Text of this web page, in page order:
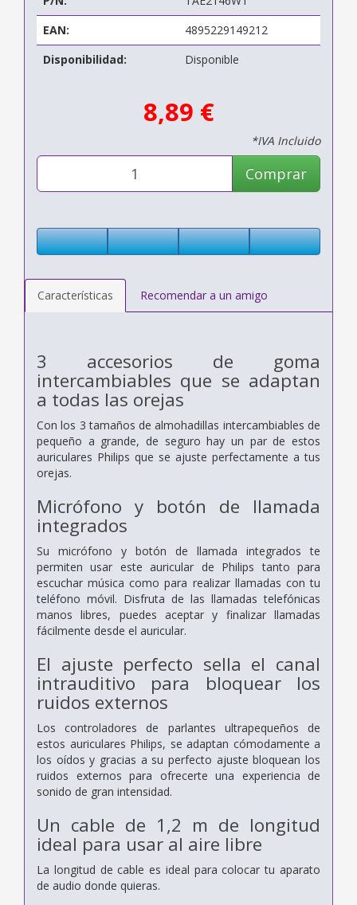
EAN:
4895229149212
Disponibilidad:
Disponible
8,89 €
*IVA Incluido
Comprar
Características Recomendar a un amigo
3 accesorios de goma
intercambiables que se adaptan
a todas las orejas
Con los 3 tamaños de almohadillas intercambiables de
pequeño a grande, de seguro hay un par de estos
auriculares Philips que se ajuste perfectamente a tus
orejas.
Micrófono y botón de llamada
integrados
Su micrófono y botón de llamada integrados te
permiten usar este auricular de Philips tanto para
escuchar música como para realizar llamadas con tu
teléfono móvil. Disfruta de las llamadas telefónicas
manos libres, puedes aceptar y finalizar llamadas
fácilmente desde el auricular.
El ajuste perfecto sella el canal
intrauditivo para bloquear los
ruidos externos
Los controladores de parlantes ultrapequeños de
estos auriculares Philips, se adaptan cómodamente a
los oídos y gracias a su perfecto ajuste bloquean los
ruidos externos para ofrecerte una experiencia de
sonido de gran intensidad.
Un cable de 1,2 m de longitud
ideal para usar al aire libre
La longitud de cable es ideal para colocar tu aparato
de audio donde quieras.